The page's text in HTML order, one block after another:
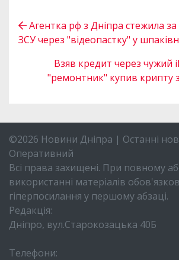
Агентка рф з Дніпра стежила
ЗСУ через "відеопастку" у
Взяв кредит через чужий
"ремонтник" купив крипту
©2026 Новини Дніпра | Останні
Оперативний
Всі права захищені. При повному
використанні матеріалів
гіперпосилання у першому абзаці.
Редакція:
Дніпро, вул.Старокозацька 40Б
Телефони: